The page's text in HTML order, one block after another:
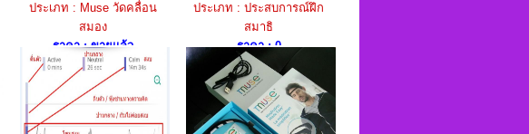
ประเภท : Muse วัดคลื่อน
สมอง
ราคา : ขายแล้ว
ประเภท : ประสบการณ์ฝึก
สมาธิ
ราคา : 0